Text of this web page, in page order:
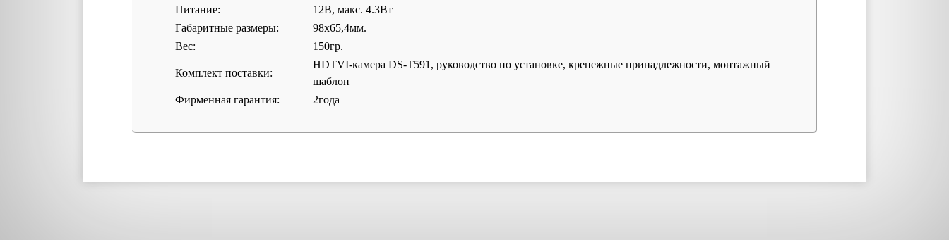
Питание:
12В, макс. 4.3Вт
Габаритные размеры:
98х65,4мм.
Вес:
150гр.
Комплект поставки:
HDTVI-камера DS-T591, руководство по установке, крепежные принадлежности, монтажный
шаблон
Фирменная гарантия:
2года